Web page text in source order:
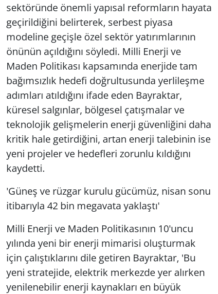
sektöründe önemli yapısal reformların hayata
geçirildiğini belirterek, serbest piyasa
modeline geçişle özel sektör yatırımlarının
önünün açıldığını söyledi. Milli Enerji ve
Maden Politikası kapsamında enerjide tam
bağımsızlık hedefi doğrultusunda yerlileşme
adımları atıldığını ifade eden Bayraktar,
küresel salgınlar, bölgesel çatışmalar ve
teknolojik gelişmelerin enerji güvenliğini daha
kritik hale getirdiğini, artan enerji talebinin ise
yeni projeler ve hedefleri zorunlu kıldığını
kaydetti.
'Güneş ve rüzgar kurulu gücümüz, nisan sonu
itibarıyla 42 bin megavata yaklaştı'
Milli Enerji ve Maden Politikasının 10'uncu
yılında yeni bir enerji mimarisi oluşturmak
için çalıştıklarını dile getiren Bayraktar, 'Bu
yeni stratejide, elektrik merkezde yer alırken
yenilenebilir enerji kaynakları en büyük